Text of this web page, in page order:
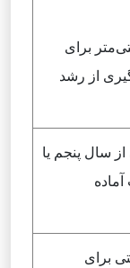
۵ تا ۸ سانتی‌متر برای
از رشد
سال پنجم یا
برای